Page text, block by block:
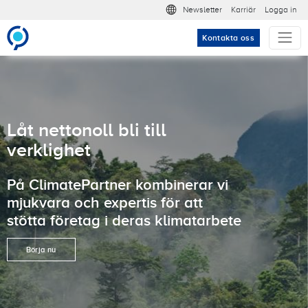
Meta nav
Newsletter Karriär Logga in
Kontakta oss
Låt nettonoll bli till
verklighet
På ClimatePartner kombinerar vi
mjukvara och expertis för att
stötta företag i deras klimatarbete
Börja nu